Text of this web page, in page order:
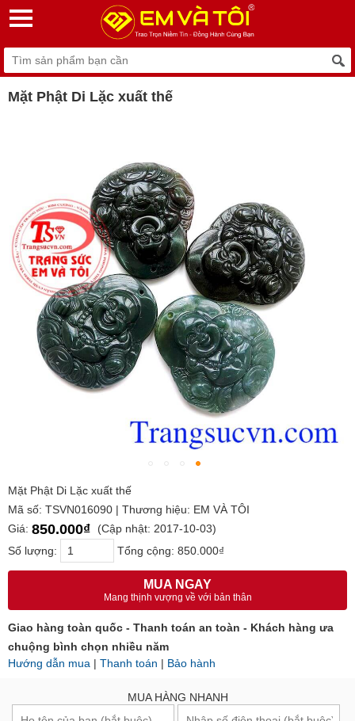
Mặt Phật Di Lặc xuất thế
Mặt Phật Di Lặc xuất thế
Mã số: TSVN016090 | Thương hiệu: EM VÀ TÔI
Giá: 850.000₫
(Cập nhật: 2017-10-03)
Số lượng:
Tổng cộng: 850.000₫
MUA NGAY
Mang thịnh vượng về với bản thân
Giao hàng toàn quốc - Thanh toán an toàn - Khách hàng ưa
chuộng bình chọn nhiều năm
Hướng dẫn mua | Thanh toán | Bảo hành
MUA HÀNG NHANH